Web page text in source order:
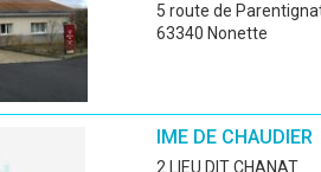
5 route de
63340 Nonette
IME DE CHAUDIER
2 LIEU DIT CHANAT